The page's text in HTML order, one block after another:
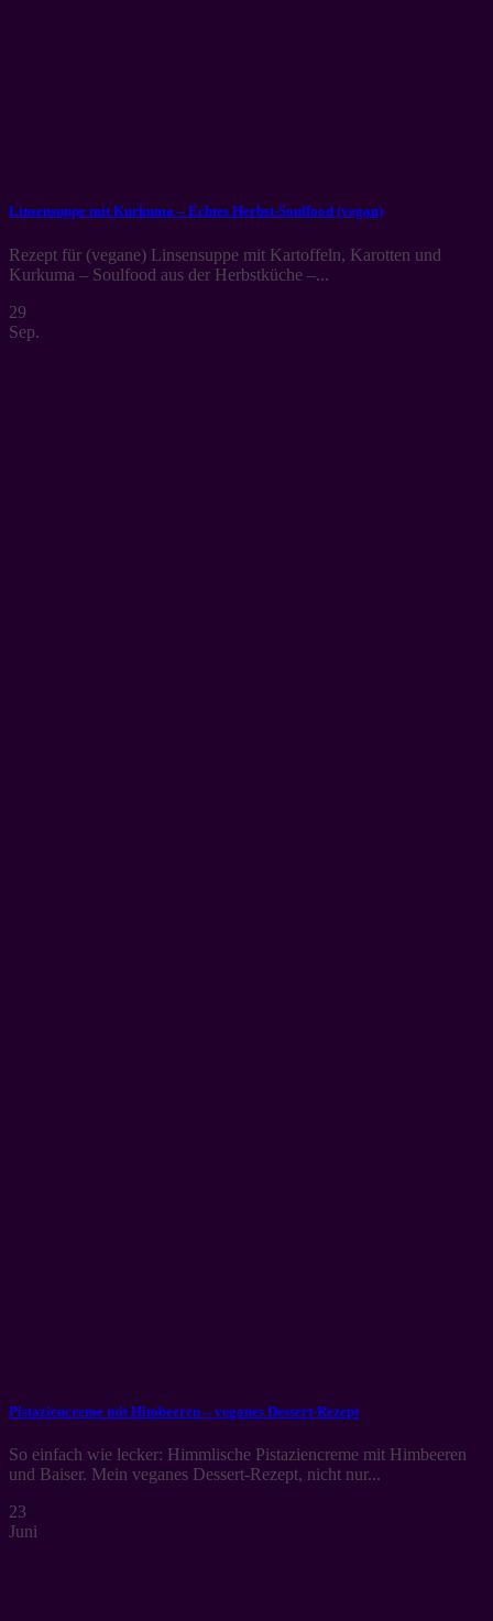
Linsensuppe mit Kurkuma – Echtes Herbst-Soulfood (vegan)
Rezept für (vegane) Linsensuppe mit Kartoffeln, Karotten und
Kurkuma – Soulfood aus der Herbstküche –...
29
Sep.
Pistaziencreme mit Himbeeren – veganes Dessert-Rezept
So einfach wie lecker: Himmlische Pistaziencreme mit Himbeeren
und Baiser. Mein veganes Dessert-Rezept, nicht nur...
23
Juni